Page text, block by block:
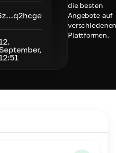
September,
die besten
Angebote auf
Plattformen.